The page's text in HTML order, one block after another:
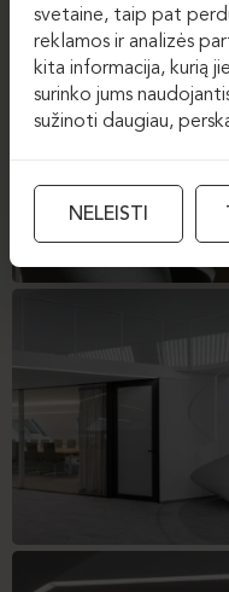
svetaine, taip pat
reklamos ir analizės
kita informacija, kurią
surinko jums
sužinoti daugiau,
NELEISTI